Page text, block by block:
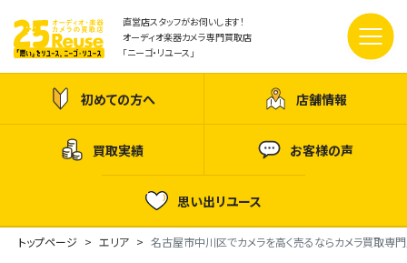
直営店スタッフがお伺いします！
オーディオ楽器カメラ専門買取店
「ニーゴ・リユース」
初めての方へ 店舗情報
買取実績 お客様の声
思い出リユース
トップページ エリア 名古屋市中川区でカメラを高く売るならカメラ買取専